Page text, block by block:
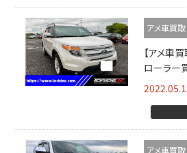
アメ車買取
【アメ車
ローラー
アメ車買取